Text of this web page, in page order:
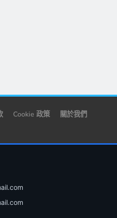
Cookie 政策 關於我們